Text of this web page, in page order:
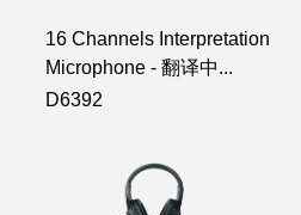
16 Channels Interpretation
Microphone - 翻译中...
D6392